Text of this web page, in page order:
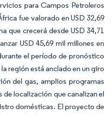
para Campos Petroleros
fue valorado en USD 32,69
que crecerá desde USD 34,71
USD 45,69 mil millones en
el período de pronóstico
región está anclado en un giro
del gas, amplios programas
localización que canalizan el
domésticas. El proyecto de